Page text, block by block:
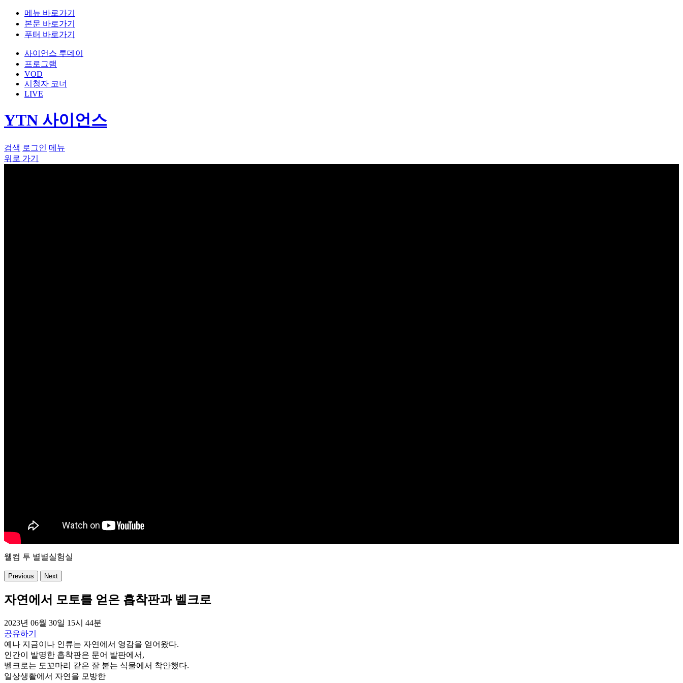
메뉴 바로가기
본문 바로가기
푸터 바로가기
사이언스 투데이
프로그램
VOD
시청자 코너
LIVE
YTN 사이언스
검색 로그인 메뉴
위로 가기
웰컴 투 별별실험실
Previous Next
자연에서 모토를 얻은 흡착판과 벨크로
2023년 06월 30일 15시 44분
공유하기
예나 지금이나 인류는 자연에서 영감을 얻어왔다.
인간이 발명한 흡착판은 문어 발판에서,
벨크로는 도꼬마리 같은 잘 붙는 식물에서 착안했다.
일상생활에서 자연을 모방한